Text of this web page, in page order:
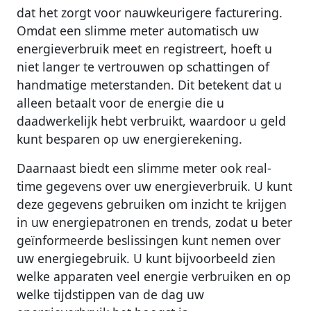
dat het zorgt voor nauwkeurigere facturering.
Omdat een slimme meter automatisch uw
energieverbruik meet en registreert, hoeft u
niet langer te vertrouwen op schattingen of
handmatige meterstanden. Dit betekent dat u
alleen betaalt voor de energie die u
daadwerkelijk hebt verbruikt, waardoor u geld
kunt besparen op uw energierekening.
Daarnaast biedt een slimme meter ook real-
time gegevens over uw energieverbruik. U kunt
deze gegevens gebruiken om inzicht te krijgen
in uw energiepatronen en trends, zodat u beter
geïnformeerde beslissingen kunt nemen over
uw energiegebruik. U kunt bijvoorbeeld zien
welke apparaten veel energie verbruiken en op
welke tijdstippen van de dag uw